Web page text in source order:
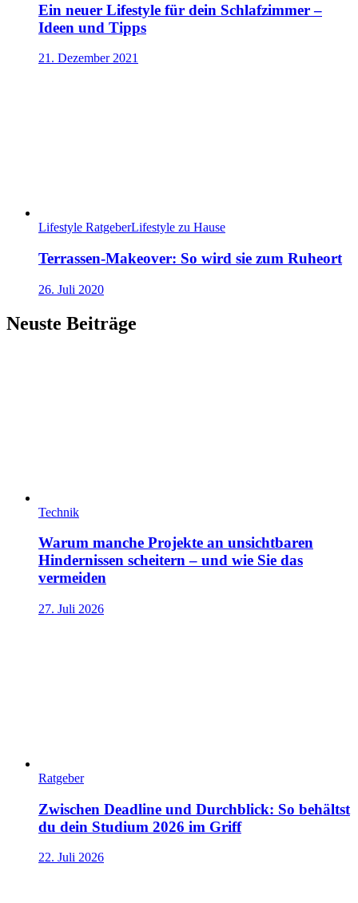
Ein neuer Lifestyle für dein Schlafzimmer –
Ideen und Tipps
21. Dezember 2021
Lifestyle RatgeberLifestyle zu Hause
Terrassen-Makeover: So wird sie zum Ruheort
26. Juli 2020
Neuste Beiträge
Technik
Warum manche Projekte an unsichtbaren
Hindernissen scheitern – und wie Sie das
vermeiden
27. Juli 2026
Ratgeber
Zwischen Deadline und Durchblick: So behältst
du dein Studium 2026 im Griff
22. Juli 2026